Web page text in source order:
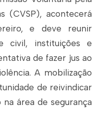
(CVSP), acontecerá
e deve reunir
civil, instituições e
de fazer jus ao
A mobilização
de reivindicar
área de segurança